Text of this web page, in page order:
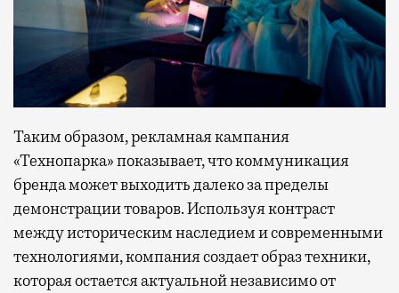
Таким образом, рекламная кампания
«Технопарка» показывает, что коммуникация
бренда может выходить далеко за пределы
демонстрации товаров. Используя контраст
между историческим наследием и современными
технологиями, компания создает образ техники,
которая остается актуальной независимо от